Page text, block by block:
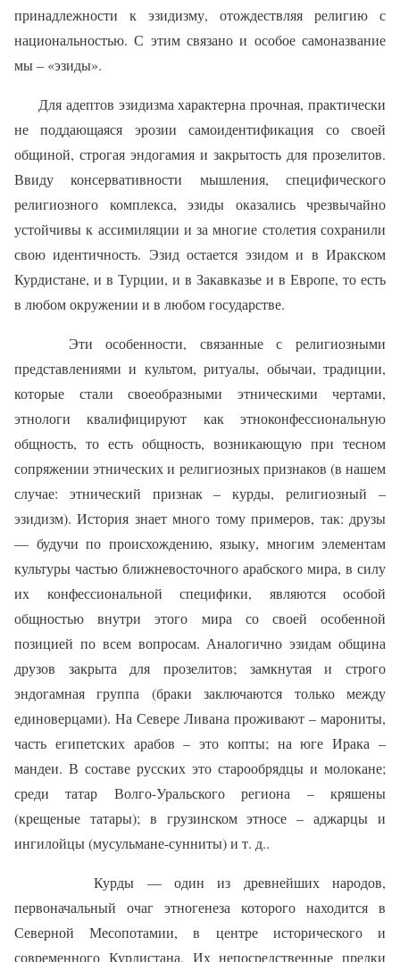
принадлежности к эзидизму, отождествляя религию с
национальностью. С этим связано и особое самоназвание
мы – «эзиды».
Для адептов эзидизма характерна прочная, практически
не поддающаяся эрозии самоидентификация со своей
общиной, строгая эндогамия и закрытость для прозелитов.
Ввиду консервативности мышления, специфического
религиозного комплекса, эзиды оказались чрезвычайно
устойчивы к ассимиляции и за многие столетия сохранили
свою идентичность. Эзид остается эзидом и в Иракском
Курдистане, и в Турции, и в Закавказье и в Европе, то есть
в любом окружении и в любом государстве.
Эти особенности, связанные с религиозными
представлениями и культом, ритуалы, обычаи, традиции,
которые стали своеобразными этническими чертами,
этнологи квалифицируют как этноконфессиональную
общность, то есть общность, возникающую при тесном
сопряжении этнических и религиозных признаков (в нашем
случае: этнический признак – курды, религиозный –
эзидизм). История знает много тому примеров, так: друзы
— будучи по происхождению, языку, многим элементам
культуры частью ближневосточного арабского мира, в силу
их конфессиональной специфики, являются особой
общностью внутри этого мира со своей особенной
позицией по всем вопросам. Аналогично эзидам община
друзов закрыта для прозелитов; замкнутая и строго
эндогамная группа (браки заключаются только между
единоверцами). На Севере Ливана проживают – марониты,
часть египетских арабов – это копты; на юге Ирака –
мандеи. В составе русских это старообрядцы и молокане;
среди татар Волго-Уральского региона – кряшены
(крещеные татары); в грузинском этносе – аджарцы и
ингилойцы (мусульмане-сунниты) и т. д..
Курды — один из древнейших народов,
первоначальный очаг этногенеза которого находится в
Северной Месопотамии, в центре исторического и
современного Курдистана. Их непосредственные предки